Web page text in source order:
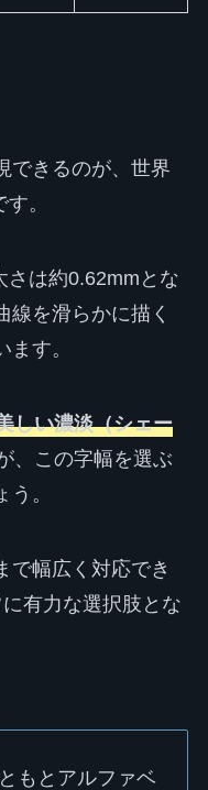
できるのが、世界
。
さは約0.62mmとな
線を滑らかに描く
す。
しい濃淡（シェー
、この字幅を選ぶ
。
で幅広く対応でき
有力な選択肢とな
もとアルファベ